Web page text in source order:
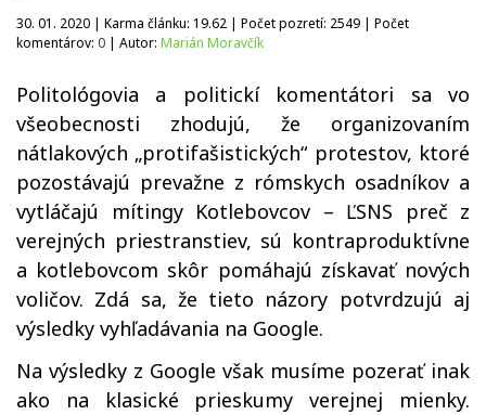
30. 01. 2020 | Karma článku: 19.62 | Počet pozretí: 2549 | Počet
komentárov: 0 | Autor: Marián Moravčík
Politológovia a politickí komentátori sa vo
všeobecnosti zhodujú, že organizovaním
nátlakových „protifašistických“ protestov, ktoré
pozostávajú prevažne z rómskych osadníkov a
vytláčajú mítingy Kotlebovcov – ĽSNS preč z
verejných priestranstiev, sú kontraproduktívne
a kotlebovcom skôr pomáhajú získavať nových
voličov. Zdá sa, že tieto názory potvrdzujú aj
výsledky vyhľadávania na Google.
Na výsledky z Google však musíme pozerať inak
ako na klasické prieskumy verejnej mienky.